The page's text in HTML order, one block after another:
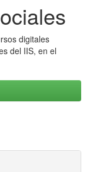
digitales
del IIS, en el